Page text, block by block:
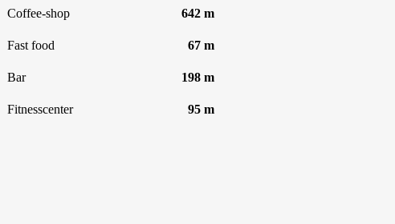
Coffee-shop 642 m
Fast food 67 m
Bar 198 m
Fitnesscenter 95 m